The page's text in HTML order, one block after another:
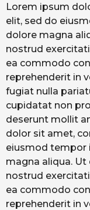
Lorem ipsum
elit, sed do
dolore magna
nostrud
ea commodo
reprehenderit in
fugiat nulla
cupidatat non
deserunt mollit
dolor sit amet,
eiusmod tempor
magna aliqua.
nostrud
ea commodo
reprehenderit in